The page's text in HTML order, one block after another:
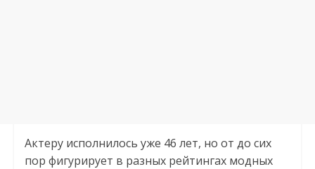
Актеру исполнилось уже 46 лет, но от до сих
пор фигурирует в разных рейтингах модных